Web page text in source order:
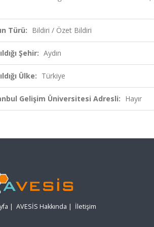
Türü: Bildiri / Özet Bildiri
Şehir: Aydın
Ülke: Türkiye
Gelişim Üniversitesi Adresli: Hayır
| AVESİS Hakkında | İletişim